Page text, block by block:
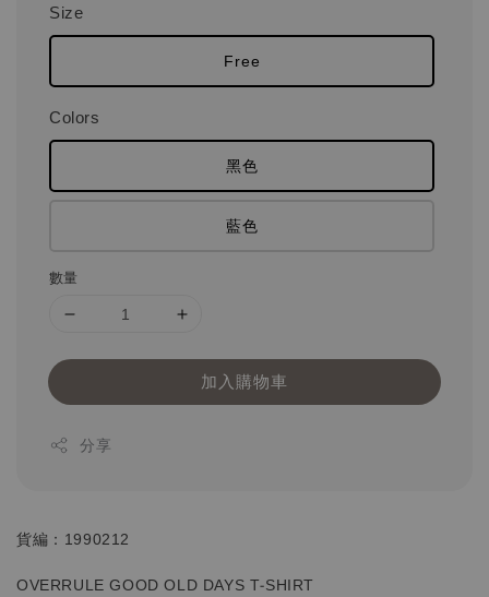
Size
Free
Colors
黑色
藍色
數量
加入購物車
分享
貨編：1990212
OVERRULE GOOD OLD DAYS T-SHIRT